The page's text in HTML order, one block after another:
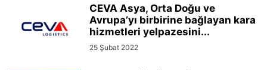
CEVA Asya, Orta Doğu ve
Avrupa’yı birbirine bağlayan kara
hizmetleri yelpazesini...
25 Şubat 2022